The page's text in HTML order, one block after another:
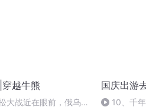
越牛熊
大战近在眼前，俄乌冲
国庆出游
10、千